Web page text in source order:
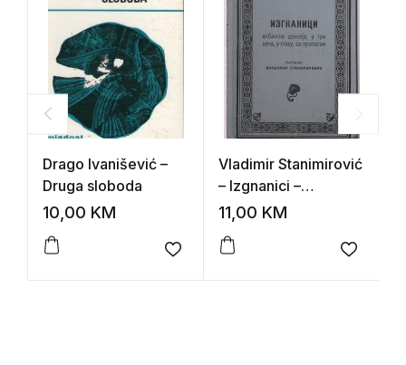
Drago Ivanišević –
Druga sloboda
10,00 KM
Add to wishlist
Vladimir Stanimirović
– Izgnanici –
Albanska odiseja, u
prologom
11,00 KM
Add to